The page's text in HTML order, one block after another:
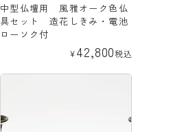
中型仏壇用 風雅オーク色仏
具セット 造花しきみ・電池
ローソク付
¥42,800税込